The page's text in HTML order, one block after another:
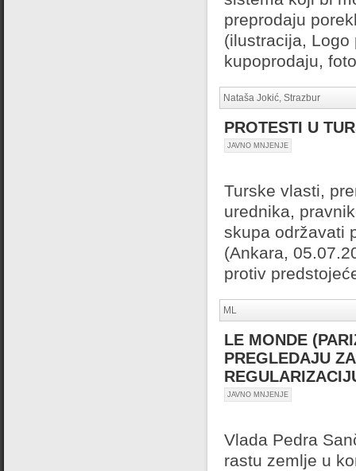
preprodaju
(ilustracija,
kupoprodaju,
Nataša Jokić, Strazbur
PROTESTI U
JAVNO MNJENJE
Turske vlasti,
urednika,
skupa održavati
(Ankara,
protiv
ML
LE MONDE
PREGLEDAJU
JAVNO MNJENJE
Vlada Pedra
rastu zemlje u